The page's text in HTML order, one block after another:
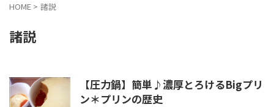
HOME > 諸説
諸説
【圧力鍋】簡単♪濃厚とろけるBigプリ
ン＊プリンの歴史